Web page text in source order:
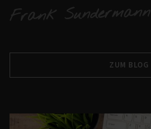
Frank Sundermann
ZUM BLOG